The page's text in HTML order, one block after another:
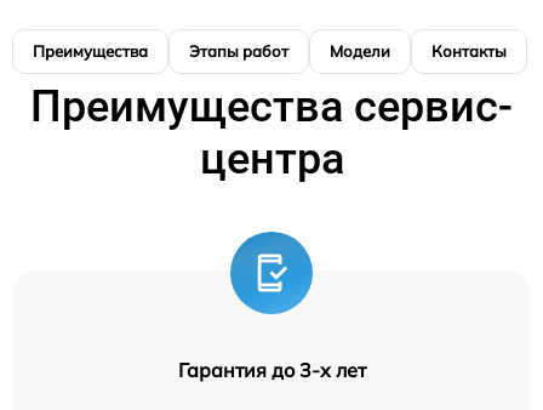
Преимущества Этапы работ Модели Контакты
Преимущества сервис-
центра
Гарантия до 3-х лет